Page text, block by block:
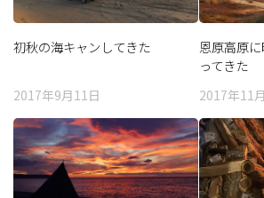
初秋の海キャンしてきた
2017年9月11日
恩原高原
ってきた
2017年11